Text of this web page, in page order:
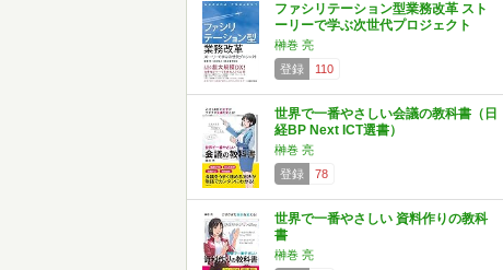
ファシリテーション型業務改革 スト
ーリーで学ぶ次世代プロジェクト
榊巻 亮
登録
110
世界で一番やさしい会議の教科書（日
経BP Next ICT選書）
榊巻 亮
登録
78
世界で一番やさしい 資料作りの教科
書
榊巻 亮